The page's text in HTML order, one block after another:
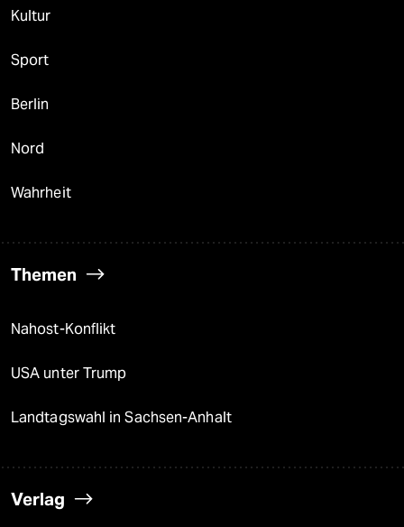
Kultur
Sport
Berlin
Nord
Wahrheit
Themen
Nahost-Konflikt
USA unter Trump
Landtagswahl in Sachsen-Anhalt
Verlag